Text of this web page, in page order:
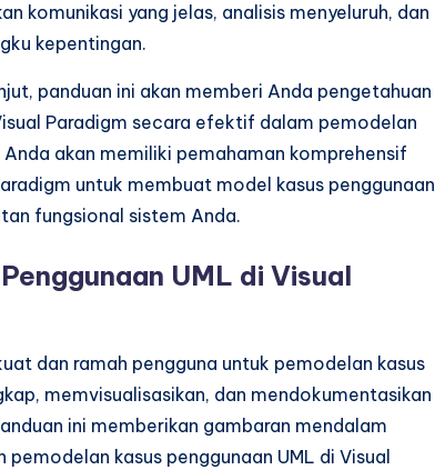
komunikasi yang jelas, analisis menyeluruh, dan
kepentingan.
panduan ini akan memberi Anda pengetahuan
Paradigm secara efektif dalam pemodelan
Anda akan memiliki pemahaman komprehensif
untuk membuat model kasus penggunaan
fungsional sistem Anda.
UML di Visual
dan ramah pengguna untuk pemodelan kasus
memvisualisasikan, dan mendokumentasikan
ini memberikan gambaran mendalam
kasus penggunaan UML di Visual